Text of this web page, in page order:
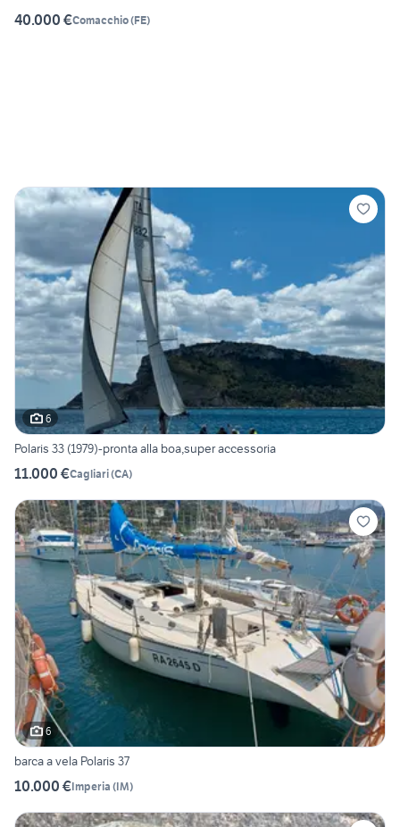
40.000 €Comacchio(FE)
6
Polaris 33 (1979)-pronta alla boa,super accessoria
11.000 €Cagliari(CA)
6
barca a vela Polaris 37
10.000 €Imperia (IM)